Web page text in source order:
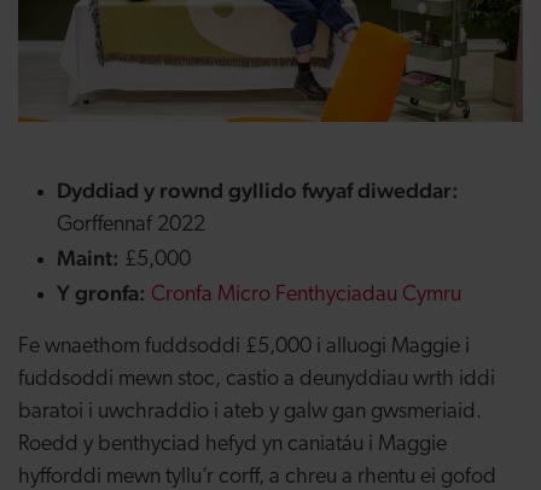
Dyddiad y rownd gyllido fwyaf diweddar:
Gorffennaf 2022
Maint: £5,000
Y gronfa: Cronfa Micro Fenthyciadau Cymru
Fe wnaethom fuddsoddi £5,000 i alluogi Maggie i
fuddsoddi mewn stoc, castio a deunyddiau wrth iddi
baratoi i uwchraddio i ateb y galw gan gwsmeriaid.
Roedd y benthyciad hefyd yn caniatáu i Maggie
hyfforddi mewn tyllu’r corff, a chreu a rhentu ei gofod